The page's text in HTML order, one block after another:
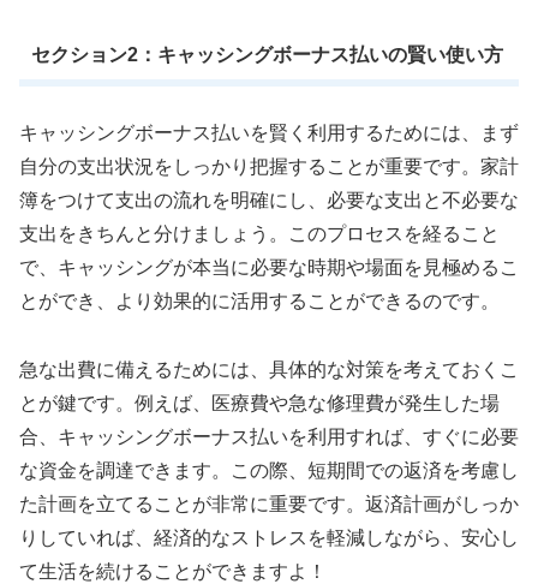
セクション2：キャッシングボーナス払いの賢い使い方
キャッシングボーナス払いを賢く利用するためには、まず
自分の支出状況をしっかり把握することが重要です。家計
簿をつけて支出の流れを明確にし、必要な支出と不必要な
支出をきちんと分けましょう。このプロセスを経ること
で、キャッシングが本当に必要な時期や場面を見極めるこ
とができ、より効果的に活用することができるのです。
急な出費に備えるためには、具体的な対策を考えておくこ
とが鍵です。例えば、医療費や急な修理費が発生した場
合、キャッシングボーナス払いを利用すれば、すぐに必要
な資金を調達できます。この際、短期間での返済を考慮し
た計画を立てることが非常に重要です。返済計画がしっか
りしていれば、経済的なストレスを軽減しながら、安心し
て生活を続けることができますよ！